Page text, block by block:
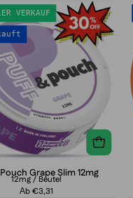
Puff
&
Pouch
Grape
Slim
12mg
VERKAUF
Grape Slim 12mg
12mg / Beutel
Аb €3,31